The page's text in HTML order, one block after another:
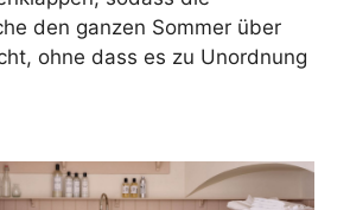
den ganzen Sommer über
ohne dass es zu Unordnung